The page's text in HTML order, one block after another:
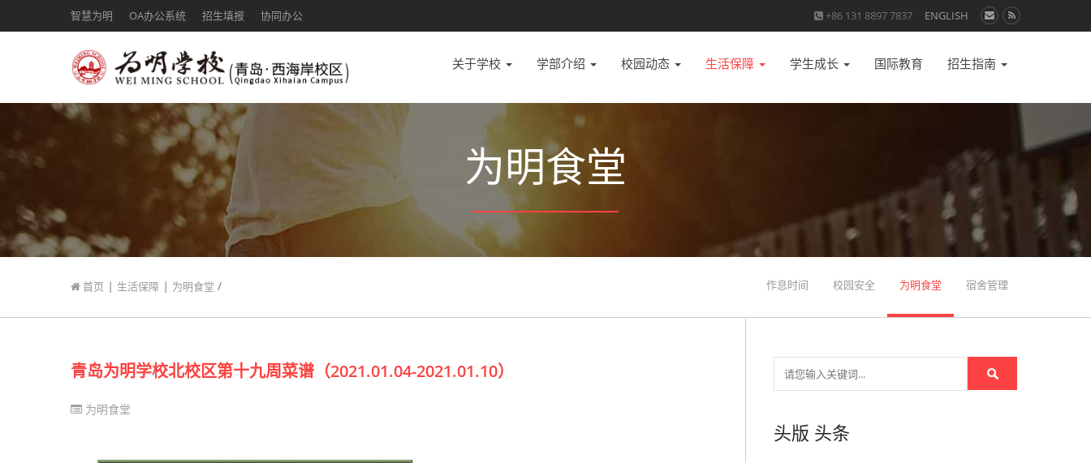
智慧为明 OA办公系统 招生填报 协同办公 +86 131 8897 7837 ENGLISH
关于学校 学部介绍 校园动态 生活保障 学生成长 国际教育 招生指南
为明食堂
首页 | 生活保障 | 为明食堂 / 作息时间 校园安全 为明食堂 宿舍管理
青岛为明学校北校区第十九周菜谱（2021.01.04-2021.01.10）
为明食堂
头版 头条